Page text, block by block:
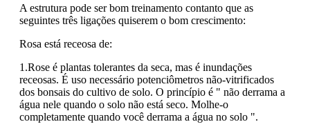
A estrutura pode ser bom treinamento contanto que as
seguintes três ligações quiserem o bom crescimento:
Rosa está receosa de:
1.Rose é plantas tolerantes da seca, mas é inundações
receosas. É uso necessário potenciômetros não-vitrificados
dos bonsais do cultivo de solo. O princípio é " não derrama a
água nele quando o solo não está seco. Molhe-o
completamente quando você derrama a água no solo ".